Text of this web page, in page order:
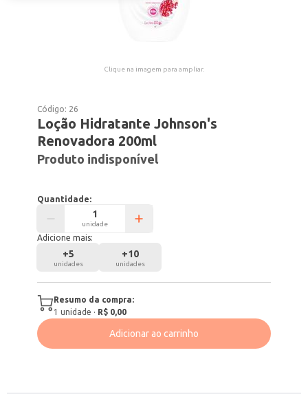
Clique na imagem para ampliar.
Código: 26
Loção Hidratante Johnson's
Renovadora 200ml
Produto indisponível
Quantidade:
unidade
Adicione mais:
+5
unidades
+10
unidades
Resumo da compra:
1 unidade · R$ 0,00
Adicionar ao carrinho